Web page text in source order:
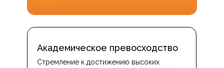
Академическое превосходство
Стремление к достижению высоких